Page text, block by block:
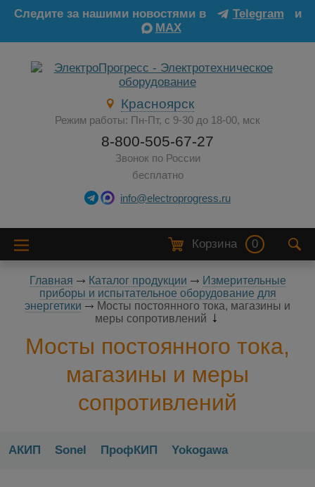
Следите за нашими новостями в Telegram
и
MAX
Красноярск
Режим работы: Пн-Пт, с 9-30 до 18-00, мск
8-800-505-67-27
Звонок по России
бесплатно
info@electroprogress.ru
Корзина 0
Главная Каталог продукции
Измерительные
приборы и испытательное оборудование для
энергетики
Мосты постоянного тока, магазины и
меры сопротивлений
Мосты постоянного тока,
магазины и меры
сопротивлений
АКИП Sonel ПрофКИП Yokogawa